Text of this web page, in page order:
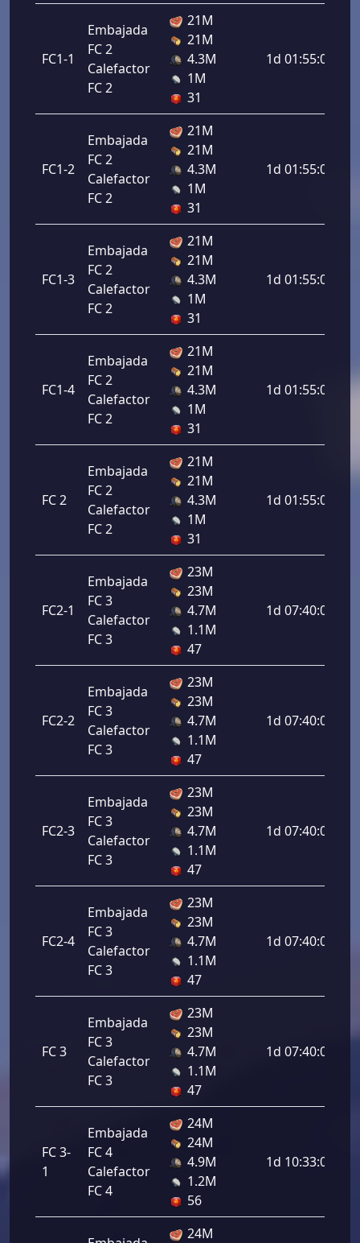
FC1-1
Embajada
FC 2
Calefactor
FC 2
21M
21M
4.3M
1M
31
1d 01:55:00
FC1-2
Embajada
FC 2
Calefactor
FC 2
21M
21M
4.3M
1M
31
1d 01:55:00
FC1-3
Embajada
FC 2
Calefactor
FC 2
21M
21M
4.3M
1M
31
1d 01:55:00
FC1-4
Embajada
FC 2
Calefactor
FC 2
21M
21M
4.3M
1M
31
1d 01:55:00
FC 2
Embajada
FC 2
Calefactor
FC 2
21M
21M
4.3M
1M
31
1d 01:55:00
FC2-1
Embajada
FC 3
Calefactor
FC 3
23M
23M
4.7M
1.1M
47
1d 07:40:00
FC2-2
Embajada
FC 3
Calefactor
FC 3
23M
23M
4.7M
1.1M
47
1d 07:40:00
FC2-3
Embajada
FC 3
Calefactor
FC 3
23M
23M
4.7M
1.1M
47
1d 07:40:00
FC2-4
Embajada
FC 3
Calefactor
FC 3
23M
23M
4.7M
1.1M
47
1d 07:40:00
FC 3
Embajada
FC 3
Calefactor
FC 3
23M
23M
4.7M
1.1M
47
1d 07:40:00
FC 3-
1
Embajada
FC 4
Calefactor
FC 4
24M
24M
4.9M
1.2M
56
1d 10:33:00
24M